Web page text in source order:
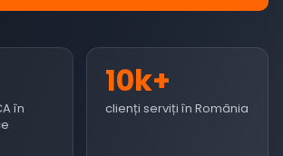
în
10k+
clienți serviți în România